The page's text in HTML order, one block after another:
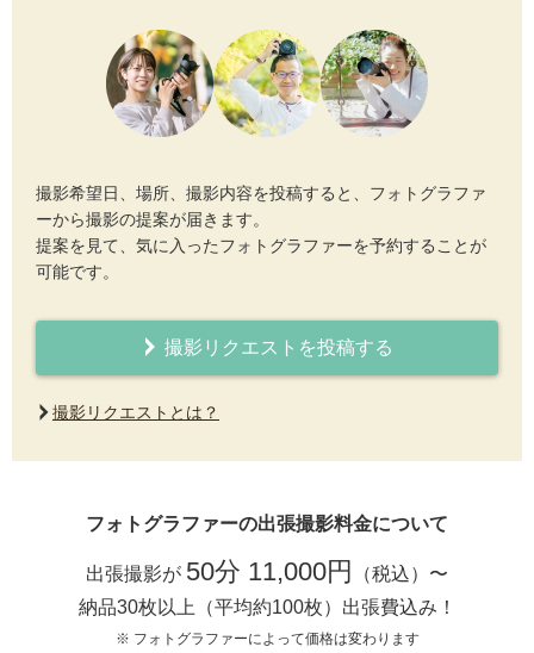
撮影希望日、場所、撮影内容を投稿すると、フォトグラファ
ーから撮影の提案が届きます。
提案を見て、気に入ったフォトグラファーを予約することが
可能です。
撮影リクエストを投稿する
撮影リクエストとは？
フォトグラファーの出張撮影料金について
出張撮影が 50分 11,000円
（税込）〜
納品30枚以上（平均約100枚）出張費込み！
※ フォトグラファーによって価格は変わります